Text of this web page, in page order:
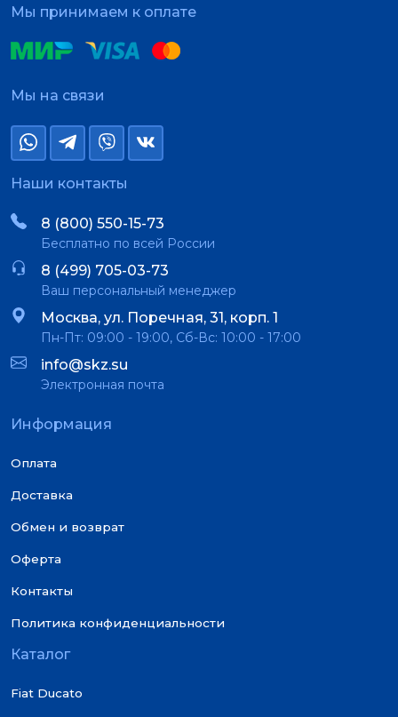
Мы принимаем к оплате
Мы на связи
Наши контакты
8 (800) 550-15-73
Бесплатно по всей России
8 (499) 705-03-73
Ваш персональный менеджер
Москва, ул. Поречная, 31, корп. 1
Пн-Пт: 09:00 - 19:00, Сб-Вс: 10:00 - 17:00
info@skz.su
Электронная почта
Информация
Оплата
Доставка
Обмен и возврат
Оферта
Контакты
Политика конфиденциальности
Каталог
Fiat Ducato